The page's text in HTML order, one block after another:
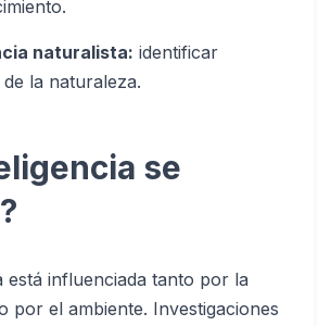
naturalista: identificar
la naturaleza.
se
está influenciada tanto por la
por el ambiente. Investigaciones